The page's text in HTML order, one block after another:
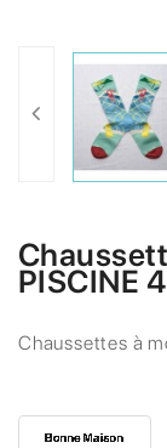
PISCINE
Chaussettes à